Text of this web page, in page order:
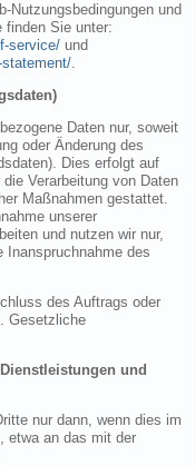
Nutzungsbedingungen und
finden Sie unter:
service/ und
.
Daten nur, soweit
oder Änderung des
Dies erfolgt auf
Verarbeitung von Daten
Maßnahmen gestattet.
unserer
und nutzen wir nur,
des
des Auftrags oder
Gesetzliche
und
nur dann, wenn dies im
etwa an das mit der